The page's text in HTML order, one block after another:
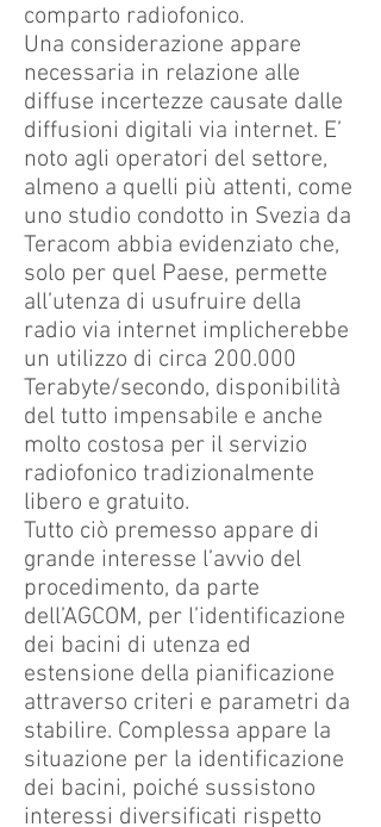
comparto radiofonico.
Una considerazione appare
necessaria in relazione alle
diffuse incertezze causate dalle
diffusioni digitali via internet. E’
noto agli operatori del settore,
almeno a quelli più attenti, come
uno studio condotto in Svezia da
Teracom abbia evidenziato che,
solo per quel Paese, permette
all’utenza di usufruire della
radio via internet implicherebbe
un utilizzo di circa 200.000
Terabyte/secondo, disponibilità
del tutto impensabile e anche
molto costosa per il servizio
radiofonico tradizionalmente
libero e gratuito.
Tutto ciò premesso appare di
grande interesse l’avvio del
procedimento, da parte
dell’AGCOM, per l’identificazione
dei bacini di utenza ed
estensione della pianificazione
attraverso criteri e parametri da
stabilire. Complessa appare la
situazione per la identificazione
dei bacini, poiché sussistono
interessi diversificati rispetto